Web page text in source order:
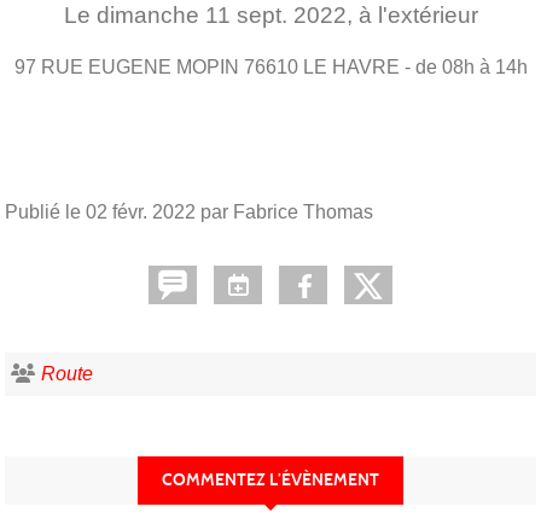
Le dimanche 11 sept. 2022, à l'extérieur
97 RUE EUGENE MOPIN 76610 LE HAVRE - de 08h à 14h
Publié le 02 févr. 2022 par Fabrice Thomas
Route
COMMENTEZ L’ÉVÈNEMENT